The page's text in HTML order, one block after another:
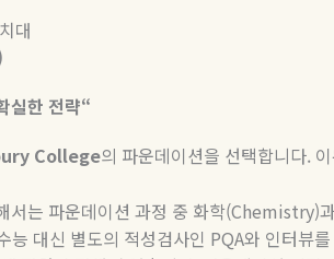
실한 전략“
College의 파운데이션을 선택합니다.
서는 파운데이션 과정 중 화학(Chemistry)
능 대신 별도의 적성검사인 PQA와 인터뷰